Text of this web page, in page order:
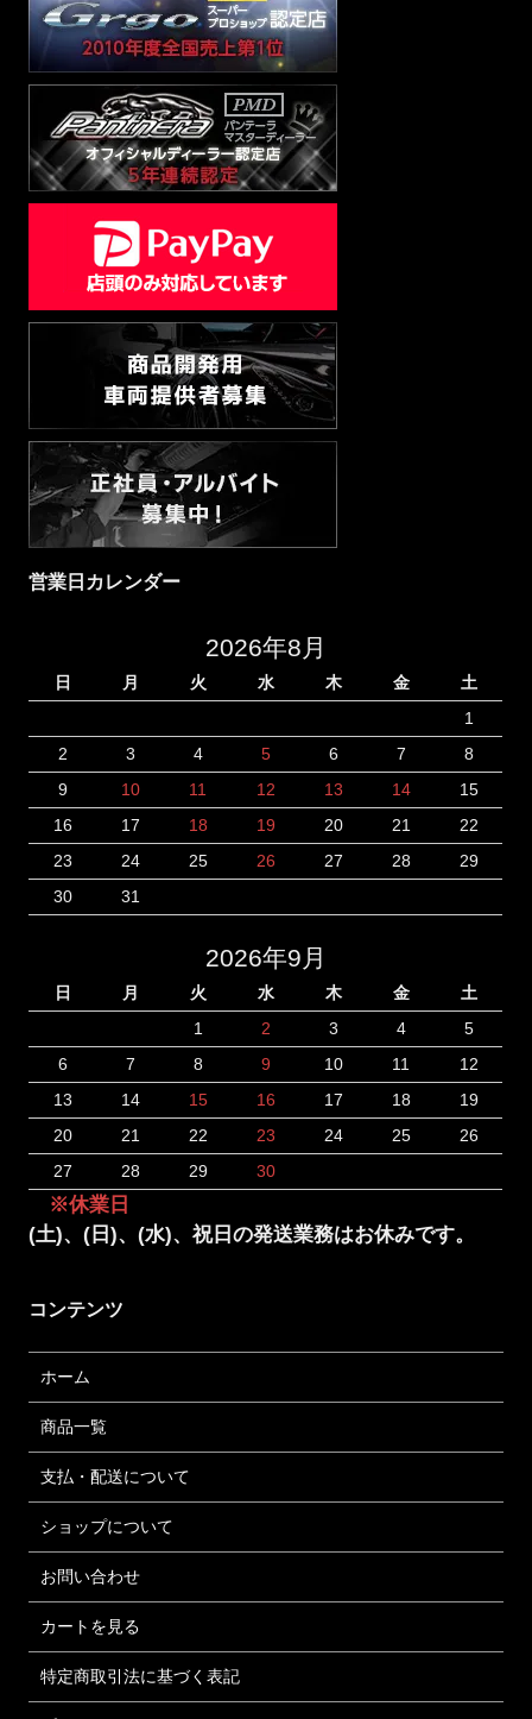
営業日カレンダー
2026年8月
日 月 火 水 木 金
土
1
2
3 4 5 6 7
8
9
10 11 12 13 14
15
16
17 18 19 20 21
22
23
24 25 26 27 28
29
30
31
2026年9月
日 月 火 水 木 金
土
1
2 3 4
5
6
7 8 9 10 11
12
13
14 15 16 17 18
19
20
21 22 23 24 25
26
27
28 29 30
※休業日
(土)、(日)、(水)、祝日の発送業務はお休みです。
コンテンツ
ホーム
商品一覧
支払・配送について
ショップについて
お問い合わせ
カートを見る
特定商取引法に基づく表記